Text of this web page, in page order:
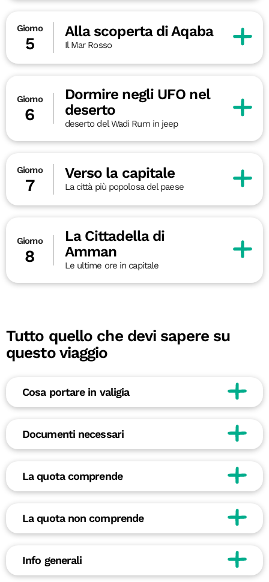
Giorno
5
Alla scoperta di Aqaba
Il Mar Rosso
Giorno
6
Dormire negli UFO nel
deserto
deserto del Wadi Rum in jeep
Giorno
7
Verso la capitale
La città più popolosa del paese
Giorno
8
La Cittadella di
Amman
Le ultime ore in capitale
Tutto quello che devi sapere su
questo viaggio
Cosa portare in valigia
Documenti necessari
La quota comprende
La quota non comprende
Info generali